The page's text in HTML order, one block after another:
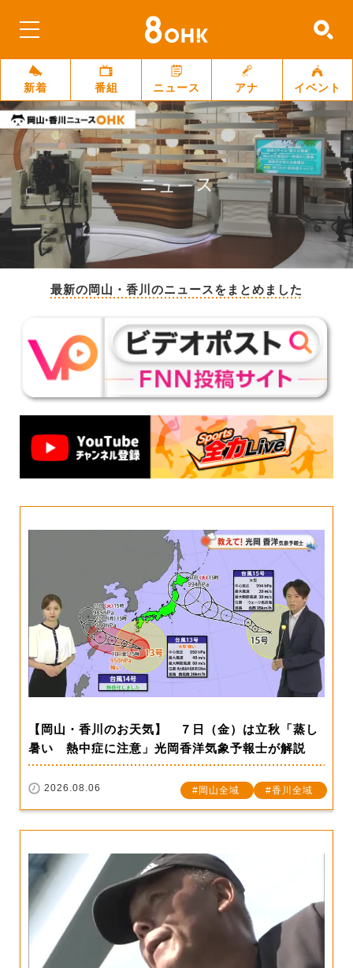
新着 番組 ニュース アナ イベント
最新の岡山・香川のニュースをまとめました
【岡山・香川のお天気】 ７日（金）は立秋「蒸し
暑い 熱中症に注意」光岡香洋気象予報士が解説
2026.08.06 岡山全域 香川全域